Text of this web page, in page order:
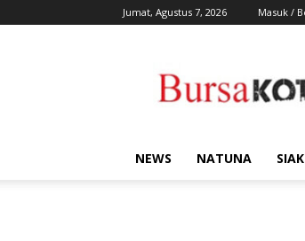
Jumat, Agustus 7, 2026 Masuk /
Kota
NEWS NATUNA SIAK